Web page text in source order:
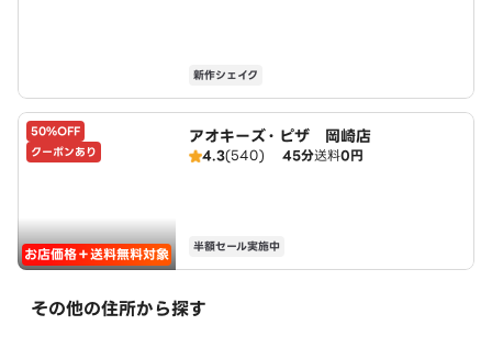
新作シェイク
50%OFF
クーポンあり
お店価格＋送料無料対象
アオキーズ・ピザ 岡崎店
4.3(540) 45分送料0円
半額セール実施中
その他の住所から探す